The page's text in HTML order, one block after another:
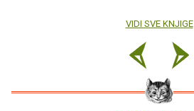
VIDI SVE KNJIGE